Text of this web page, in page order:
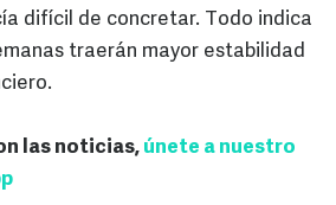
difícil de concretar. Todo indica
traerán mayor estabilidad
las noticias, únete a nuestro